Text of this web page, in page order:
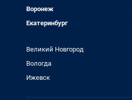
Воронеж
Екатеринбург
Великий Новгород
Вологда
Ижевск